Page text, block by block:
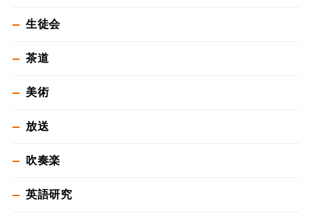
生徒会
茶道
美術
放送
吹奏楽
英語研究